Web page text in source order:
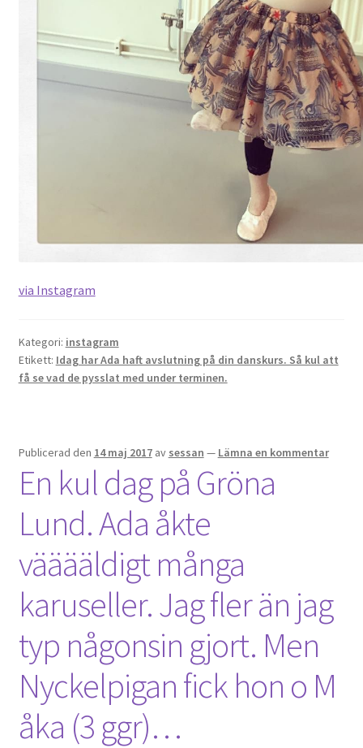
via Instagram
Kategori: instagram
Etikett: Idag har Ada haft avslutning på din danskurs. Så kul att
få se vad de pysslat med under terminen.
Publicerad den 14 maj 2017 av sessan — Lämna en kommentar
En kul dag på Gröna
Lund. Ada åkte
vääääldigt många
karuseller. Jag fler än jag
typ någonsin gjort. Men
Nyckelpigan fick hon o M
åka (3 ggr)…